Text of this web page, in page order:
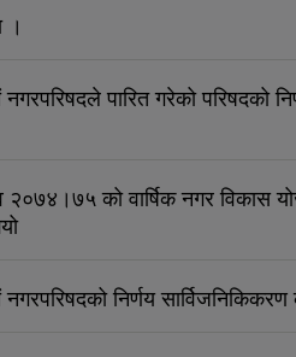
।
नगरपरिषदले पारित गरेको परिषदको
को वार्षिक नगर विकास
नगरपरिषदको निर्णय